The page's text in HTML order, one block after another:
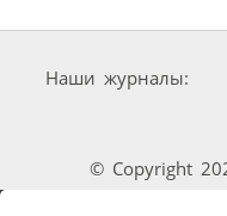
Наши журналы:
© Copyright